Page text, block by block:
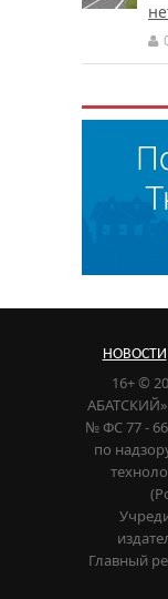
НОВОСТИ
16+ ©
№ ФС 77 -
по
Главный